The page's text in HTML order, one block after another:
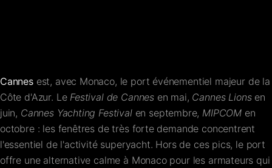
Contact
Cannesest, avec Monaco, le port événementiel majeur de la
Côte d'Azur. Le Festival de Cannes en mai, Cannes Lionsen
juin, Cannes Yachting Festivalen septembre, MIPCOM en
octobre : les fenêtres de très forte demande concentrent
l'essentiel de l'activité superyacht. Hors de ces pics, le port
offre une alternative calme à Monaco pour les armateurs qui